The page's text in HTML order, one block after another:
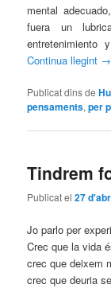
mental
fuera un
Continua llegint →
Publicat dins de
pensaments,per
Tindrem
Publicat el27
Jo parlo per
Crec que la vida
crec que deixem
crec que deuria